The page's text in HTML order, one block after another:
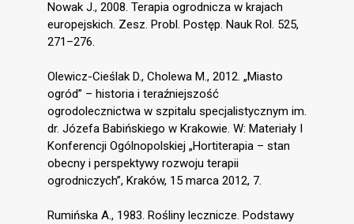
Nowak J., 2008. Terapia ogrodnicza w krajach
europejskich. Zesz. Probl. Postęp. Nauk Rol. 525,
271–276.
Olewicz-Cieślak D., Cholewa M., 2012. „Miasto
ogród” – historia i teraźniejszość
ogrodolecznictwa w szpitalu specjalistycznym im.
dr. Józefa Babińskiego w Krakowie. W: Materiały I
Konferencji Ogólnopolskiej „Hortiterapia – stan
obecny i perspektywy rozwoju terapii
ogrodniczych”, Kraków, 15 marca 2012, 7.
Rumińska A., 1983. Rośliny lecznicze. Podstawy